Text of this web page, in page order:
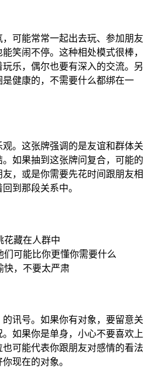
可能常常一起出去玩、参加朋友
笑闹不停。这种相处模式很棒，
乐，偶尔也要有深入的交流。另
健康的，不需要什么都绑在一
。这张牌强调的是友谊和群体关
如果抽到这张牌问复合，可能的
，或是你需要先花时间跟朋友相
到那段关系中。
花藏在人群中
们可能比你更懂你需要什么
快，不要太严肃
讯号。如果你有对象，要留意关
如果你是单身，小心不要喜欢上
也可能代表你跟朋友对感情的看法
现在的对象。